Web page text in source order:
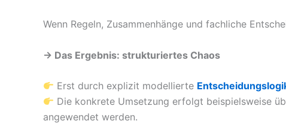
Wenn Regeln, Zusammenhänge und fachliche
→ Das Ergebnis: strukturiertes Chaos
Erst durch explizit modellierte
Die konkrete Umsetzung erfolgt beispielsweise
angewendet werden.